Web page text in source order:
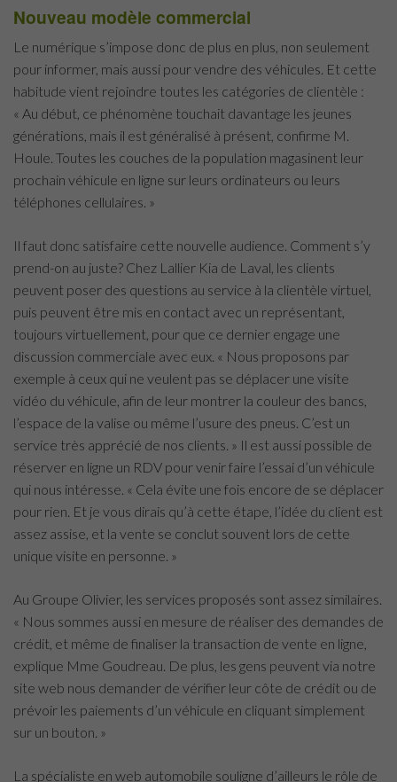
Nouveau modèle commercial
Le numérique s’impose donc de plus en plus, non seulement
pour informer, mais aussi pour vendre des véhicules. Et cette
habitude vient rejoindre toutes les catégories de clientèle :
« Au début, ce phénomène touchait davantage les jeunes
générations, mais il est généralisé à présent, confirme M.
Houle. Toutes les couches de la population magasinent leur
prochain véhicule en ligne sur leurs ordinateurs ou leurs
téléphones cellulaires. »
Il faut donc satisfaire cette nouvelle audience. Comment s’y
prend-on au juste? Chez Lallier Kia de Laval, les clients
peuvent poser des questions au service à la clientèle virtuel,
puis peuvent être mis en contact avec un représentant,
toujours virtuellement, pour que ce dernier engage une
discussion commerciale avec eux. « Nous proposons par
exemple à ceux qui ne veulent pas se déplacer une visite
vidéo du véhicule, afin de leur montrer la couleur des bancs,
l’espace de la valise ou même l’usure des pneus. C’est un
service très apprécié de nos clients. » Il est aussi possible de
réserver en ligne un RDV pour venir faire l’essai d’un véhicule
qui nous intéresse. « Cela évite une fois encore de se déplacer
pour rien. Et je vous dirais qu’à cette étape, l’idée du client est
assez assise, et la vente se conclut souvent lors de cette
unique visite en personne. »
Au Groupe Olivier, les services proposés sont assez similaires.
« Nous sommes aussi en mesure de réaliser des demandes de
crédit, et même de finaliser la transaction de vente en ligne,
explique Mme Goudreau. De plus, les gens peuvent via notre
site web nous demander de vérifier leur côte de crédit ou de
prévoir les paiements d’un véhicule en cliquant simplement
sur un bouton. »
La spécialiste en web automobile souligne d’ailleurs le rôle de